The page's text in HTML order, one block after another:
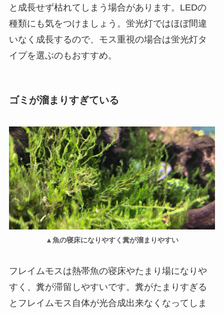
と成長せず枯れてしまう場合があります。LEDの
種類にも気をつけましょう。蛍光灯ではほぼ間違
いなく成長するので、モス重視の場合は蛍光灯タ
イプを選ぶのもおすすめ。
ゴミが溜まりすぎている
▲魚の寝床になりやすく糞が溜まりやすい
フレイムモスは熱帯魚の寝床やたまり場になりや
すく、糞が滞留しやすいです。糞がたまりすぎる
とフレイムモス自体が光合成出来なくなってしま